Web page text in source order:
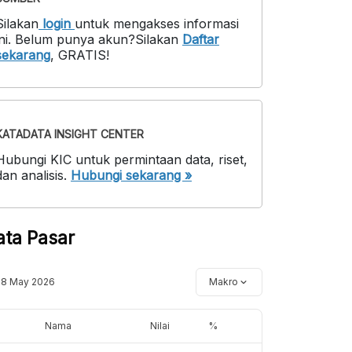
login untuk mengakses informasi
. Belum punya akun?Silakan Daftar
, GRATIS!
INSIGHT CENTER
KIC untuk permintaan data, riset,
analisis. Hubungi sekarang »
Pasar
May 2026 Makro
Nama Nilai %